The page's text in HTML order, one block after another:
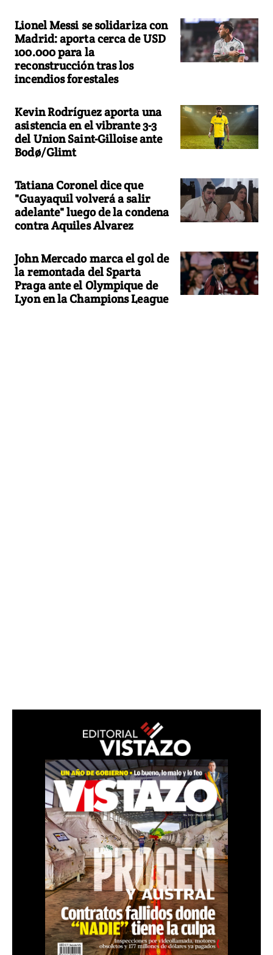
Lionel Messi se solidariza con
Madrid: aporta cerca de USD
100.000 para la
reconstrucción tras los
incendios forestales
Kevin Rodríguez aporta una
asistencia en el vibrante 3-3
del Union Saint-Gilloise ante
Bodø/Glimt
Tatiana Coronel dice que
"Guayaquil volverá a salir
adelante" luego de la condena
contra Aquiles Alvarez
John Mercado marca el gol de
la remontada del Sparta
Praga ante el Olympique de
Lyon en la Champions League